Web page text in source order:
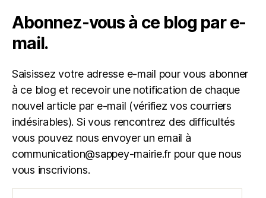
Abonnez-vous à ce blog par e-
mail.
Saisissez votre adresse e-mail pour vous abonner
à ce blog et recevoir une notification de chaque
nouvel article par e-mail (vérifiez vos courriers
indésirables). Si vous rencontrez des difficultés
vous pouvez nous envoyer un email à
communication@sappey-mairie.fr pour que nous
vous inscrivions.